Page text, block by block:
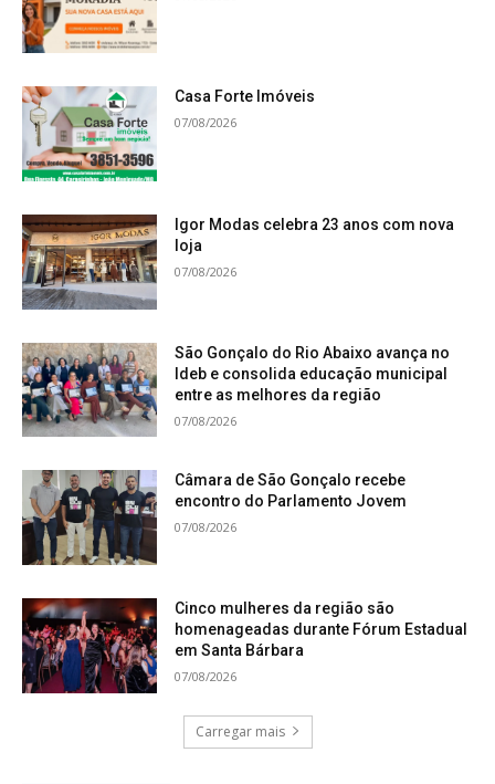
Casa Forte Imóveis
07/08/2026
Igor Modas celebra 23 anos com nova
loja
07/08/2026
São Gonçalo do Rio Abaixo avança no
Ideb e consolida educação municipal
entre as melhores da região
07/08/2026
Câmara de São Gonçalo recebe
encontro do Parlamento Jovem
07/08/2026
Cinco mulheres da região são
homenageadas durante Fórum Estadual
em Santa Bárbara
07/08/2026
Carregar mais